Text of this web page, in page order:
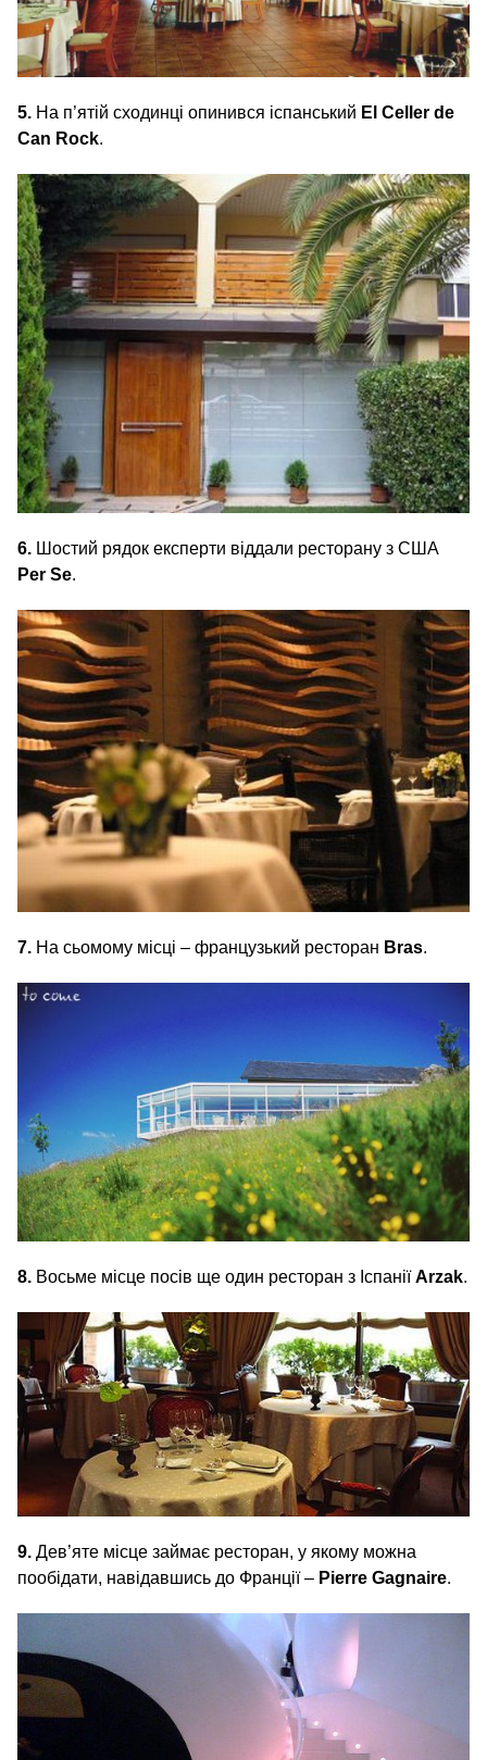
5. На п’ятій сходинці опинився іспанський El Celler de
Can Rock.
6. Шостий рядок експерти віддали ресторану з США
Per Se.
7. На сьомому місці – французький ресторан Bras.
8. Восьме місце посів ще один ресторан з ІспаніїArzak.
9. Дев’яте місце займає ресторан, у якому можна
пообідати, навідавшись до Франції – Pierre Gagnaire.